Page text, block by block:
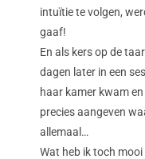
intuïtie te volgen,
gaaf!
En als kers op de
dagen later in een
haar kamer kwam
precies aangeven
allemaal…
Wat heb ik toch